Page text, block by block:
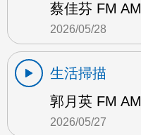
蔡佳芬 FM AM
2026/05/28
生活掃描
郭月英 FM AM
2026/05/27